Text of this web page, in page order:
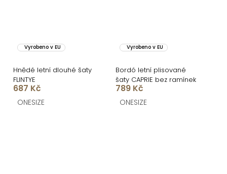
Vyrobeno v EU
Hnědé letní dlouhé šaty
FLINTYE
687 Kč
ONESIZE
Vyrobeno v EU
Bordó letní plisované
šaty CAPRIE bez ramínek
789 Kč
ONESIZE